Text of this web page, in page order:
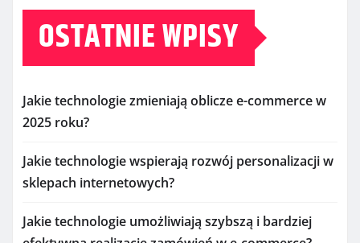
OSTATNIE WPISY
Jakie technologie zmieniają oblicze e-commerce w
2025 roku?
Jakie technologie wspierają rozwój personalizacji w
sklepach internetowych?
Jakie technologie umożliwiają szybszą i bardziej